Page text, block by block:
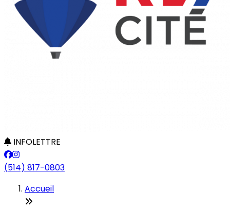
INFOLETTRE
(514) 817-0803
Accueil